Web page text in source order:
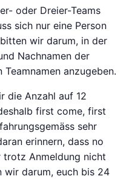
oder Dreier-Teams
sich nur eine Person
wir darum, in der
Nachnamen der
anzugeben.
die Anzahl auf 12
first come, first
sehr
erinnern, dass no
Anmeldung nicht
wir darum, euch bis 24